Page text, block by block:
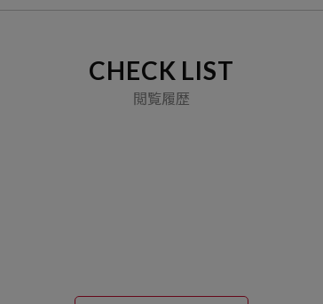
CHECK LIST
閲覧履歴